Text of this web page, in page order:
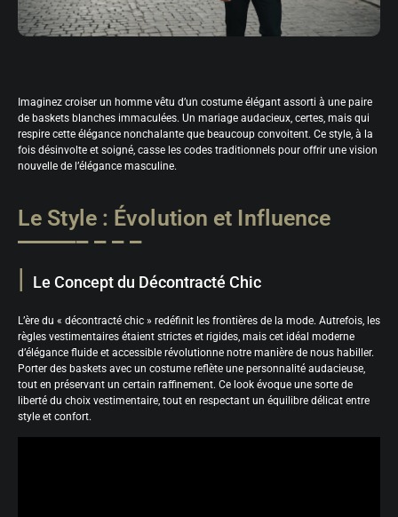
Imaginez croiser un homme vêtu d’un costume élégant assorti à une paire
de baskets blanches immaculées. Un mariage audacieux, certes, mais qui
respire cette élégance nonchalante que beaucoup convoitent. Ce style, à la
fois désinvolte et soigné, casse les codes traditionnels pour offrir une vision
nouvelle de l’élégance masculine.
Le Style : Évolution et Influence
Le Concept du Décontracté Chic
L’ère du « décontracté chic » redéfinit les frontières de la mode. Autrefois, les
règles vestimentaires étaient strictes et rigides, mais cet idéal moderne
d’élégance fluide et accessible révolutionne notre manière de nous habiller.
Porter des baskets avec un costume reflète une personnalité audacieuse,
tout en préservant un certain raffinement. Ce look évoque une sorte de
liberté du choix vestimentaire, tout en respectant un équilibre délicat entre
style et confort.